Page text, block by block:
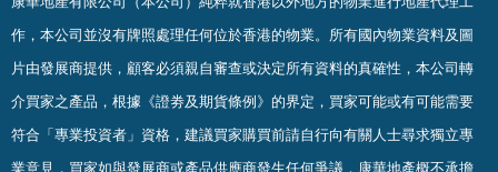
作，本公司並沒有牌照處理任何位於香港的物業。 所有國內物業資料及圖
片由發展商提供，顧客必須親自審查或決定所有資料的真確性 ， 本公司轉
介買家之產品，根據《證劵及期貨條例》的界定，買家可能或有可能需要
符合「專業投資者」資格，建議買家購買前請自行向有關人士尋求獨立專
業意見，買家如與發展商或產品供應商發生任何爭議，康華地產概不承擔